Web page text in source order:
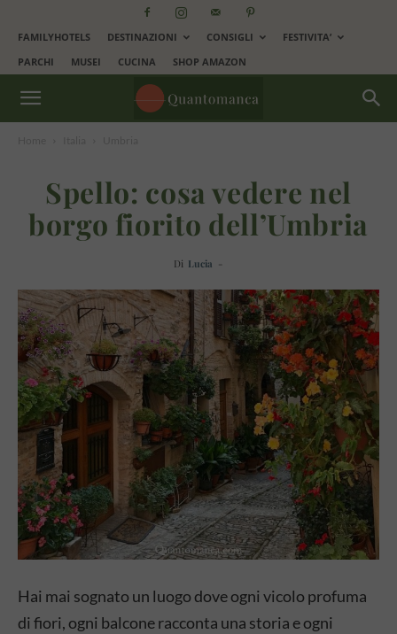
FAMILYHOTELS DESTINAZIONI CONSIGLI
FESTIVITA’
PARCHI
MUSEI CUCINA SHOP AMAZON
Spello: cosa vedere nel
borgo fiorito dell’Umbria
Di Lucia -
Hai mai sognato un luogo dove ogni vicolo profuma
di fiori, ogni balcone racconta una storia e ogni